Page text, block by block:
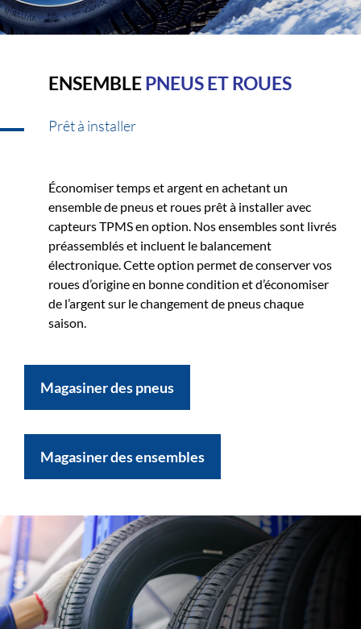
ENSEMBLEPNEUS ET ROUES
Prêt à installer
Économiser temps et argent en achetant un
ensemble de pneus et roues prêt à installer avec
capteurs TPMS en option. Nos ensembles sont livrés
préassemblés et incluent le balancement
électronique. Cette option permet de conserver vos
roues d’origine en bonne condition et d’économiser
de l’argent sur le changement de pneus chaque
saison.
Magasiner des pneus
Magasiner des ensembles